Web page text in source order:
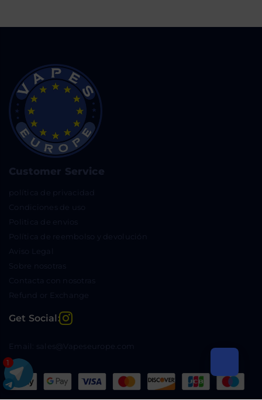
Customer Service
política de privacidad
Condiciones de uso
Politica de envios
Política de reembolso y devolución
Aviso Legal
Sobre nosotras
Contacta con nosotras
Refund or Exchange
Get Social: Instagram
Email: sales@Vapeseurope.com
1